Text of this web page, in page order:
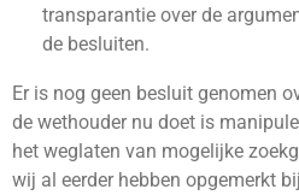
transparantie over de
de besluiten.
Er is nog geen besluit genomen
de wethouder nu doet is
het weglaten van mogelijke
wij al eerder hebben opgemerkt